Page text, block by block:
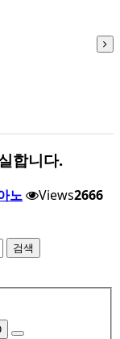
합니다.
노 Views2666
검색